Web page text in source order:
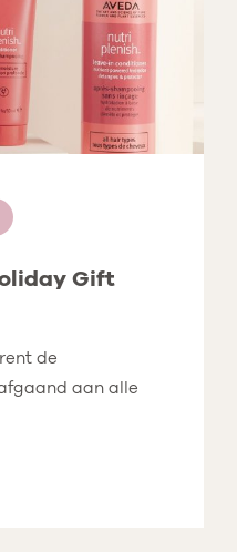
Gift
de
aan alle